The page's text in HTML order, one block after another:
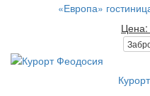
«Европа»
Цена: